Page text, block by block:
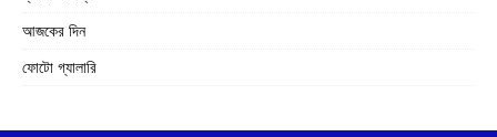
আজকের দিন
ফোটো গ্যালারি